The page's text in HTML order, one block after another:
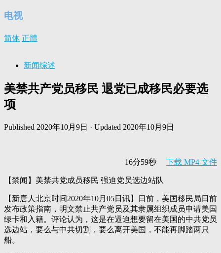
电视
简体 正體
新闻综述
美禁共产党员移民 退党已成移民必要选
项
Published 2020年10月9日 · Updated 2020年10月9日
16分59秒 下载 MP4 文件
【禁闻】美禁共党成员移民 强迫党员选边站队
【新唐人北京时间2020年10月05日讯】日前，美国移民局日前
发布政策指南，明文禁止共产党员及其隶属组织成员申请美国
绿卡和入籍。评论认为，这是在逼迫想要留在美国的中共党员
选边站，要么与中共切割，要么离开美国，不能再脚踏两只
船。